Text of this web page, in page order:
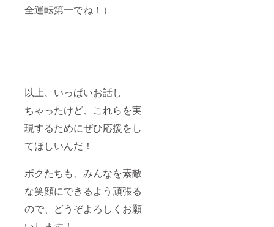
全運転第一でね！）
以上、いっぱいお話し
ちゃったけど、これらを実
現するためにぜひ応援をし
てほしいんだ！
ボクたちも、みんなを素敵
な笑顔にできるよう頑張る
ので、どうぞよろしくお願